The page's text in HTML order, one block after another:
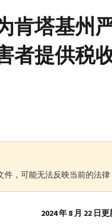
肯塔基州
者提供税
，可能无法反映当前的法律
2024 年 8 月 22 日更